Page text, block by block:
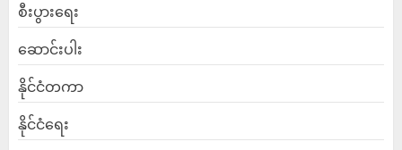
စီးပွားရေး
ဆောင်းပါး
နိုင်ငံတကာ
နိုင်ငံရေး